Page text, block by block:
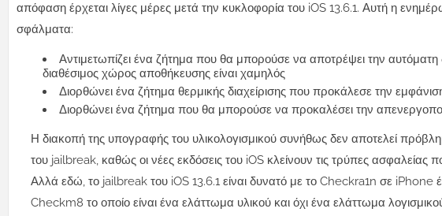
απόφαση έρχεται λίγες μέρες μετά την κυκλοφορία του iOS 13.6.1. Αυτή η
σφάλματα:
Αντιμετωπίζει ένα ζήτημα που θα μπορούσε να αποτρέψει την
διαθέσιμος χώρος αποθήκευσης είναι χαμηλός
Διορθώνει ένα ζήτημα θερμικής διαχείρισης που προκάλεσε την
Διορθώνει ένα ζήτημα που θα μπορούσε να προκαλέσει την
Η διακοπή της υπογραφής του υλικολογισμικού συνήθως δεν αποτελεί
του jailbreak, καθώς οι νέες εκδόσεις του iOS κλείνουν τις τρύπες
Αλλά εδώ, το jailbreak του iOS 13.6.1 είναι δυνατό με το Checkra1n σε iPhone
Checkm8 το οποίο είναι ένα ελάττωμα υλικού και όχι ένα ελάττωμα